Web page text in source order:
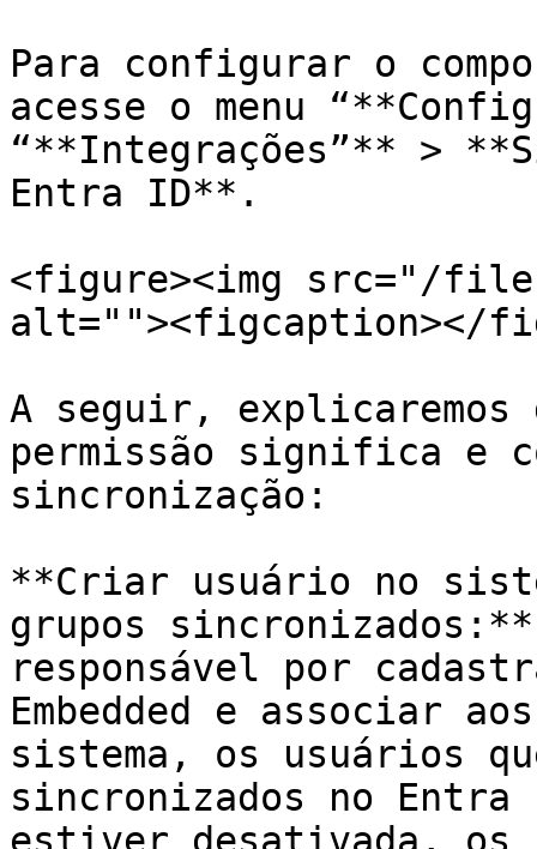
Para configurar o
acesse o menu
“**Integrações”** >
Entra ID**.
<figure><img src="/
alt=""><figcaption></
A seguir, explicaremos
permissão significa e
sincronização:
**Criar usuário no
grupos
responsável por
Embedded e associar
sistema, os usuários
sincronizados no Entra